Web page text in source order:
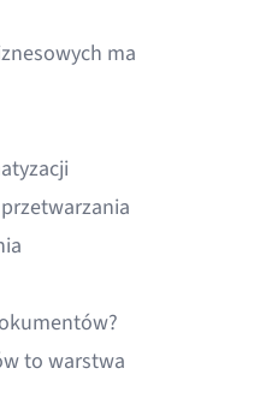
ma
to warstwa